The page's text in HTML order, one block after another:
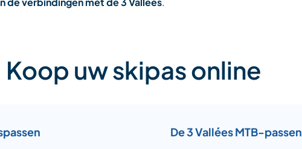
Koop uw skipas online
De 3 Vallées MTB-passen